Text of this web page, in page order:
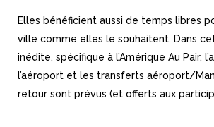
Elles bénéficient aussi de temps libres
ville comme elles le souhaitent. Dans
inédite, spécifique à l’Amérique Au Pair,
l’aéroport et les transferts aéroport/
retour sont prévus (et offerts aux